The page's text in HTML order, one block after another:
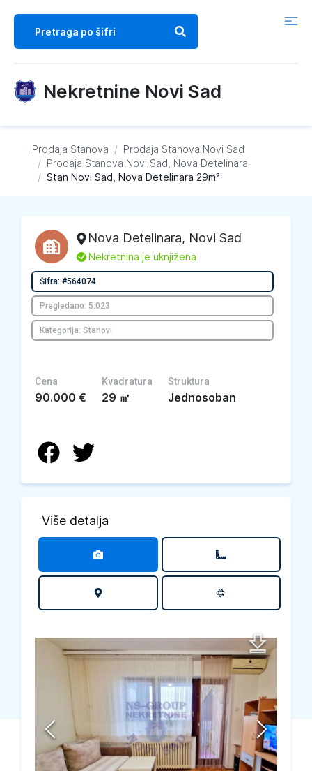
Nekretnine Novi Sad
Prodaja Stanova / Prodaja Stanova Novi Sad
/ Prodaja Stanova Novi Sad, Nova Detelinara
/ Stan Novi Sad, Nova Detelinara 29m²
Nova Detelinara, Novi Sad
L Nekretnina je uknjižena
Šifra: #564074
Pregledano: 5.023
Kategorija: Stanovi
Cena
90.000 €
Kvadratura
29 ㎡
Struktura
Jednosoban
Više detalja